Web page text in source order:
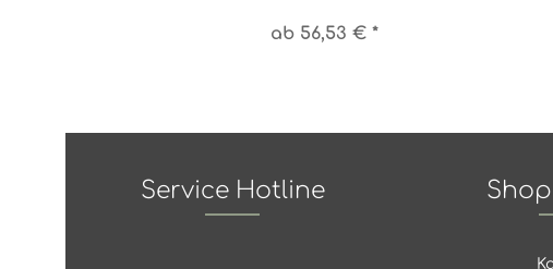
ab 56,53 € *
Service Hotline